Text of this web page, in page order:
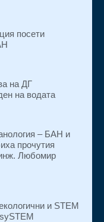
посети
на ДГ
на водата
– БАН и
прочутия
Любомир
и STEM